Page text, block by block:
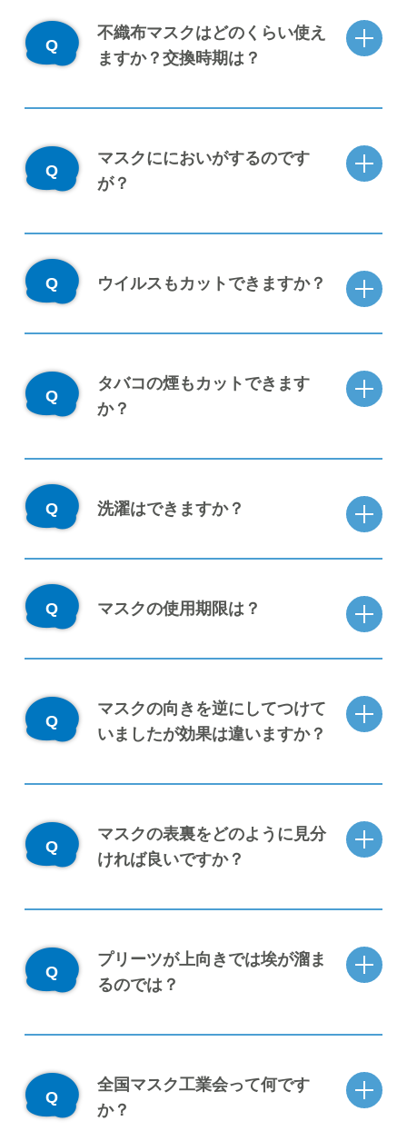
不織布マスクはどのくらい使え
ますか？交換時期は？
マスクににおいがするのです
が？
ウイルスもカットできますか？
タバコの煙もカットできます
か？
洗濯はできますか？
マスクの使用期限は？
マスクの向きを逆にしてつけて
いましたが効果は違いますか？
マスクの表裏をどのように見分
ければ良いですか？
プリーツが上向きでは埃が溜ま
るのでは？
全国マスク工業会って何です
か？